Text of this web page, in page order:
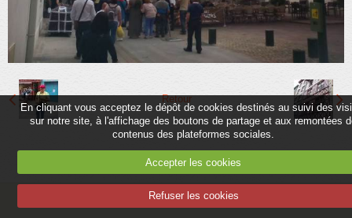
Retour
Mentions légales
En cliquant vous acceptez le dépôt de cookies destinés au suivi des
sur notre site, à l'affichage des boutons de partage et aux remontées
contenus des plateformes sociales.
Accepter les cookies
Refuser les cookies